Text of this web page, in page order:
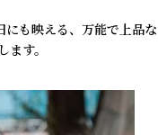
も映える、万能で上品な
す。